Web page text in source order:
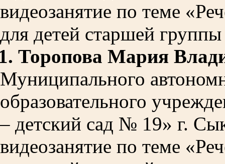
видеозанятие по теме
для детей старшей
Торопова Мария
Муниципального
образовательного
– детский сад № 19» г.
видеозанятие по теме